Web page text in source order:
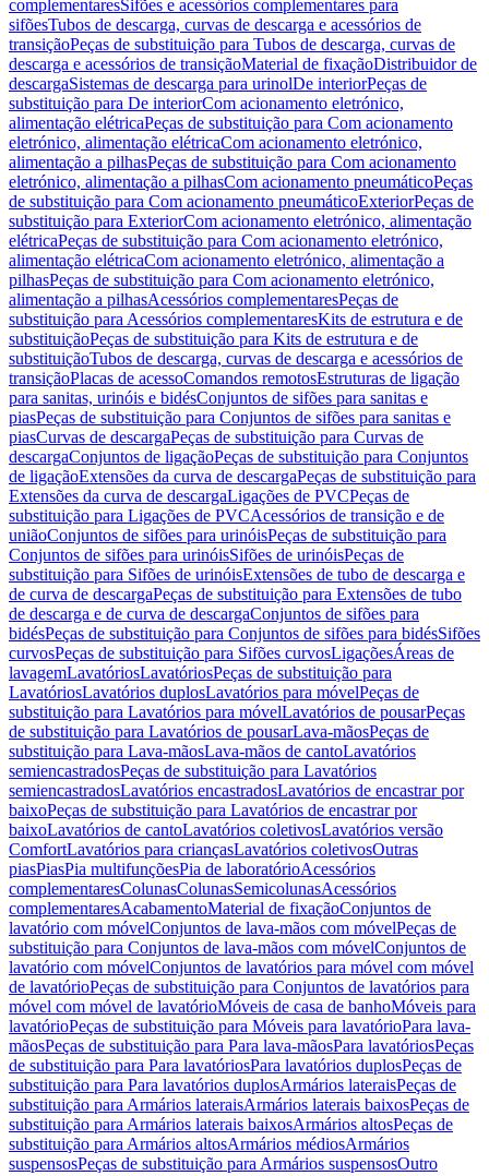
complementaresSifões e acessórios complementares para
sifõesTubos de descarga, curvas de descarga e acessórios de
transiçãoPeças de substituição para Tubos de descarga, curvas de
descarga e acessórios de transiçãoMaterial de fixaçãoDistribuidor de
descargaSistemas de descarga para urinolDe interiorPeças de
substituição para De interiorCom acionamento eletrónico,
alimentação elétricaPeças de substituição para Com acionamento
eletrónico, alimentação elétricaCom acionamento eletrónico,
alimentação a pilhasPeças de substituição para Com acionamento
eletrónico, alimentação a pilhasCom acionamento pneumáticoPeças
de substituição para Com acionamento pneumáticoExteriorPeças de
substituição para ExteriorCom acionamento eletrónico, alimentação
elétricaPeças de substituição para Com acionamento eletrónico,
alimentação elétricaCom acionamento eletrónico, alimentação a
pilhasPeças de substituição para Com acionamento eletrónico,
alimentação a pilhasAcessórios complementaresPeças de
substituição para Acessórios complementaresKits de estrutura e de
substituiçãoPeças de substituição para Kits de estrutura e de
substituiçãoTubos de descarga, curvas de descarga e acessórios de
transiçãoPlacas de acessoComandos remotosEstruturas de ligação
para sanitas, urinóis e bidésConjuntos de sifões para sanitas e
piasPeças de substituição para Conjuntos de sifões para sanitas e
piasCurvas de descargaPeças de substituição para Curvas de
descargaConjuntos de ligaçãoPeças de substituição para Conjuntos
de ligaçãoExtensões da curva de descargaPeças de substituição para
Extensões da curva de descargaLigações de PVCPeças de
substituição para Ligações de PVCAcessórios de transição e de
uniãoConjuntos de sifões para urinóisPeças de substituição para
Conjuntos de sifões para urinóisSifões de urinóisPeças de
substituição para Sifões de urinóisExtensões de tubo de descarga e
de curva de descargaPeças de substituição para Extensões de tubo
de descarga e de curva de descargaConjuntos de sifões para
bidésPeças de substituição para Conjuntos de sifões para bidésSifões
curvosPeças de substituição para Sifões curvosLigaçõesÁreas de
lavagemLavatóriosLavatóriosPeças de substituição para
LavatóriosLavatórios duplosLavatórios para móvelPeças de
substituição para Lavatórios para móvelLavatórios de pousarPeças
de substituição para Lavatórios de pousarLava-mãosPeças de
substituição para Lava-mãosLava-mãos de cantoLavatórios
semiencastradosPeças de substituição para Lavatórios
semiencastradosLavatórios encastradosLavatórios de encastrar por
baixoPeças de substituição para Lavatórios de encastrar por
baixoLavatórios de cantoLavatórios coletivosLavatórios versão
ComfortLavatórios para criançasLavatórios coletivosOutras
piasPiasPia multifunçõesPia de laboratórioAcessórios
complementaresColunasColunasSemicolunasAcessórios
complementaresAcabamentoMaterial de fixaçãoConjuntos de
lavatório com móvelConjuntos de lava-mãos com móvelPeças de
substituição para Conjuntos de lava-mãos com móvelConjuntos de
lavatório com móvelConjuntos de lavatórios para móvel com móvel
de lavatórioPeças de substituição para Conjuntos de lavatórios para
móvel com móvel de lavatórioMóveis de casa de banhoMóveis para
lavatórioPeças de substituição para Móveis para lavatórioPara lava-
mãosPeças de substituição para Para lava-mãosPara lavatóriosPeças
de substituição para Para lavatóriosPara lavatórios duplosPeças de
substituição para Para lavatórios duplosArmários lateraisPeças de
substituição para Armários lateraisArmários laterais baixosPeças de
substituição para Armários laterais baixosArmários altosPeças de
substituição para Armários altosArmários médiosArmários
suspensosPeças de substituição para Armários suspensosOutro